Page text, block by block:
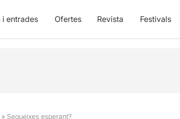
i entrades Ofertes Revista Festivals
Segueixes esperant?